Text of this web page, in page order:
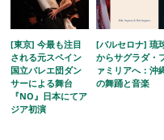
[東京] 今最も注目
される元スペイン
国立バレエ団ダン
サーによる舞台
『NO』日本にてア
ジア初演
[バルセロナ] 琉
からサグラダ・
ァミリアへ：沖
の舞踊と音楽